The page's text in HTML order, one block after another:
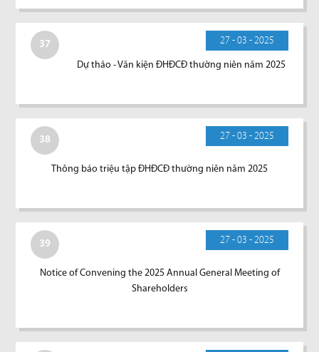
37 27 - 03 - 2025
Dự thảo - Văn kiện ĐHĐCĐ thường niên năm 2025
38 27 - 03 - 2025
Thông báo triệu tập ĐHĐCĐ thường niên năm 2025
39 27 - 03 - 2025
Notice of Convening the 2025 Annual General Meeting of
Shareholders